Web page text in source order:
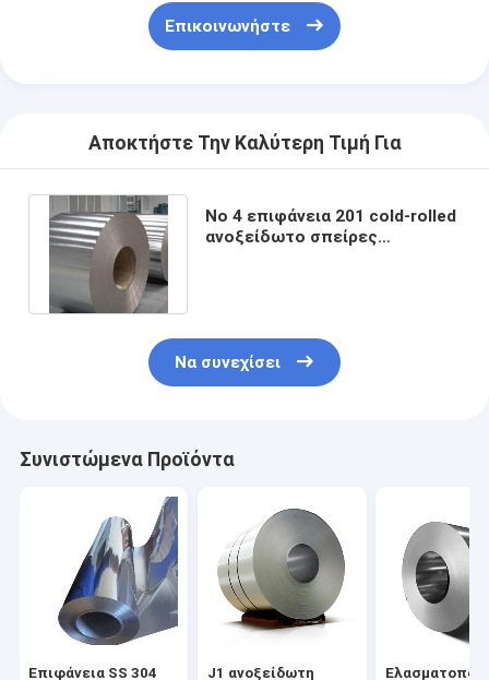
Επικοινωνήστε
Αποκτήστε Την Καλύτερη Τιμή Για
Νο 4 επιφάνεια 201 cold-rolled
ανοξείδωτο σπείρες
Να συνεχίσει
Συνιστώμενα Προϊόντα
Επιφάνεια SS 304 J1 ανοξείδωτη